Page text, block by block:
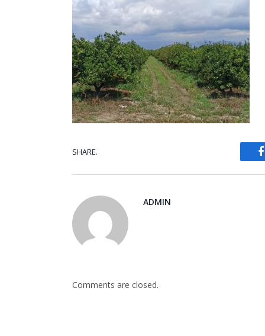
SHARE.
ADMIN
Comments are closed.